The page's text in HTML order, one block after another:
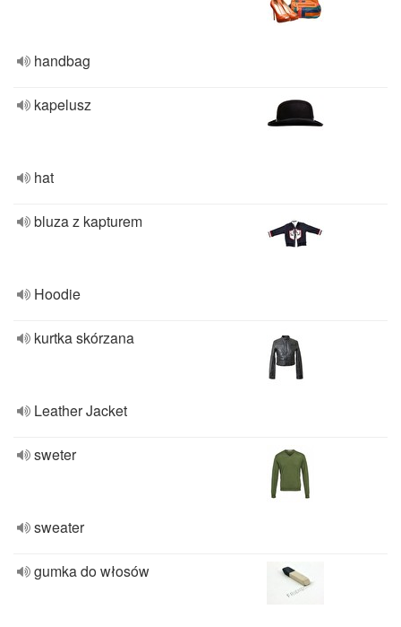
handbag
kapelusz
hat
bluza z kapturem
Hoodie
kurtka skórzana
Leather Jacket
sweter
sweater
gumka do włosów